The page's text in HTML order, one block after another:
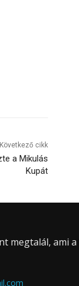
Következő cikk
a Mikulás
Kupát
megtalál, ami